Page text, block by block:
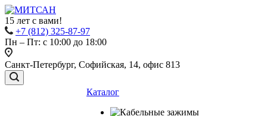
15 лет с вами!
+7 (812) 325-87-97
Пн – Пт: с 10:00 до 18:00
Санкт-Петербург, Софийская, 14, офис 813
Каталог